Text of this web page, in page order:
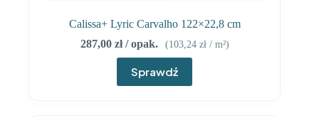
Calissa+ Lyric Carvalho 122×22,8 cm
287,00 zł/ opak. (103,24 zł/ m²)
Sprawdź